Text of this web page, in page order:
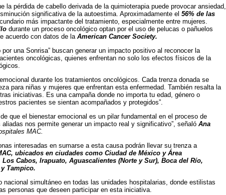
la pérdida de cabello derivada de la quimioterapia puede provocar ansiedad,
significativa de la autoestima. Aproximadamente el 56% de las
más impactante del tratamiento, especialmente entre mujeres.
durante un proceso oncológico optan por el uso de pelucas o pañuelos
acuerdo con datos de la American Cancer Society.
una Sonrisa” buscan generar un impacto positivo al reconocer la
oncológicas, quienes enfrentan no solo los efectos físicos de la
durante los tratamientos oncológicos. Cada trenza donada se
para niñas y mujeres que enfrentan esta enfermedad. También resalta la
iniciativas. Es una campaña donde no importa tu edad, género o
pacientes se sientan acompañados y protegidos”.
que el bienestar emocional es un pilar fundamental en el proceso de
nos permite generar un impacto real y significativo”, señaló Ana
MAC.
interesadas en sumarse a esta causa podrán llevar su trenza a
ubicados en ciudades como Ciudad de México y Área
Cabos, Irapuato, Aguascalientes (Norte y Sur), Boca del Río,
Tampico.
simultáneo en todas las unidades hospitalarias, donde estilistas
personas que deseen participar en esta iniciativa.